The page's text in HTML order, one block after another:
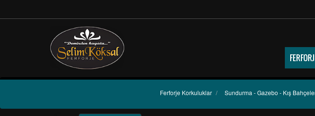
Sundurma - Gazebo - Kış
Ferforje Korkuluklar /